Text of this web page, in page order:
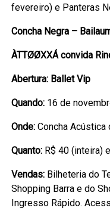
fevereiro) e Panteras
Concha Negra –
ÀTTØØXXÁ convida
Abertura: Ballet Vip
Quando: 16 de
Onde:Concha Acústica
Quanto: R$ 40 (inteira)
Vendas: Bilheteria do
Shopping Barra e do
Ingresso Rápido.